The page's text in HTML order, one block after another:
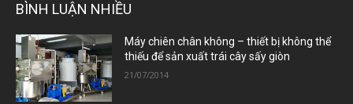
BÌNH LUẬN NHIỀU
Máy chiên chân không – thiết bị không thể
thiếu để sản xuất trái cây sấy giòn
21/07/2014